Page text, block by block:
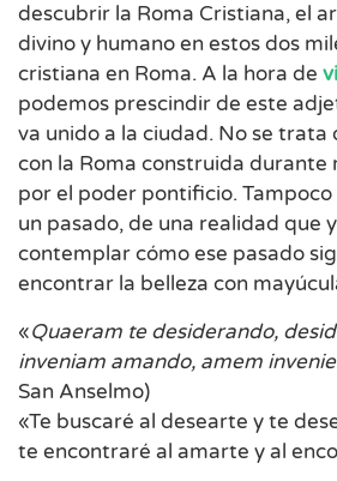
descubrir la Roma Cristiana, el
divino y humano en estos dos
cristiana en Roma. A la hora de
podemos prescindir de este
va unido a la ciudad. No se trata
con la Roma construida durante
por el poder pontificio.
un pasado, de una realidad que
contemplar cómo ese pasado
encontrar la belleza con
«Quaeram te desiderando,
inveniam amando, amem
San Anselmo)
«Te buscaré al desearte y te
te encontraré al amarte y al